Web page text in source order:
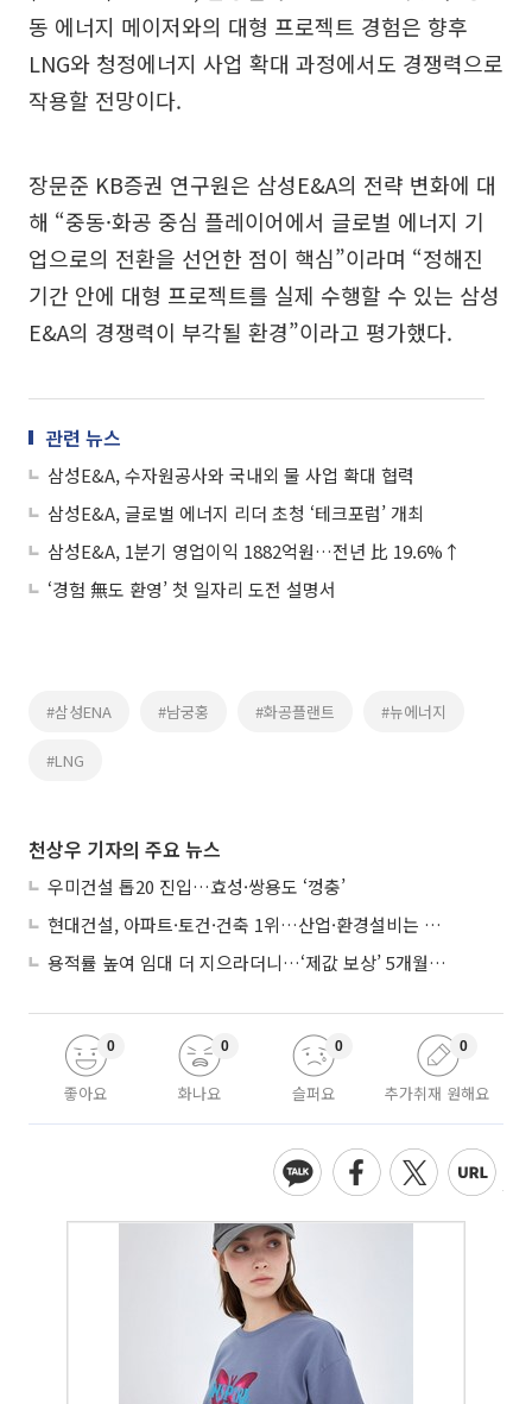
동 에너지 메이저와의 대형 프로젝트 경험은 향후
LNG와 청정에너지 사업 확대 과정에서도 경쟁력으로
작용할 전망이다.
장문준 KB증권 연구원은 삼성E&A의 전략 변화에 대
해 “중동·화공 중심 플레이어에서 글로벌 에너지 기
업으로의 전환을 선언한 점이 핵심”이라며 “정해진
기간 안에 대형 프로젝트를 실제 수행할 수 있는 삼성
E&A의 경쟁력이 부각될 환경”이라고 평가했다.
관련 뉴스
삼성E&A, 수자원공사와 국내외 물 사업 확대 협력
삼성E&A, 글로벌 에너지 리더 초청 ‘테크포럼’ 개최
삼성E&A, 1분기 영업이익 1882억원…전년 比 19.6%↑
‘경험 無도 환영’ 첫 일자리 도전 설명서
#삼성ENA #남궁홍 #화공플랜트 #뉴에너지
#LNG
천상우 기자의 주요 뉴스
우미건설 톱20 진입…효성·쌍용도 ‘껑충’
현대건설, 아파트·토건·건축 1위…산업·환경설비는 삼성E&A
용적률 높여 임대 더 지으라더니…‘제값 보상’ 5개월째 국회에 발목
좋아요
0
화나요
0
슬퍼요
0
추가취재 원해요
0